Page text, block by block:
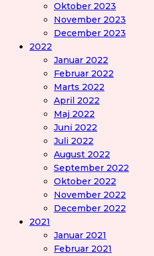
Oktober 2023
November 2023
December 2023
2022
Januar 2022
Februar 2022
Marts 2022
April 2022
Maj 2022
Juni 2022
Juli 2022
August 2022
September 2022
Oktober 2022
November 2022
December 2022
2021
Januar 2021
Februar 2021